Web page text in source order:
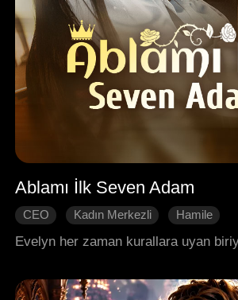
Ablamı İlk Seven Adam
CEO Kadın Merkezli
Hamile
Modern Romantizm